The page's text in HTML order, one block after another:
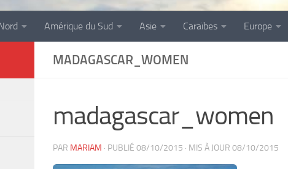
Amérique du Sud Asie Caraïbes Europe
MADAGASCAR_WOMEN
madagascar_women
PAR MARIAM · PUBLIÉ 08/10/2015 · MIS À JOUR 08/10/2015